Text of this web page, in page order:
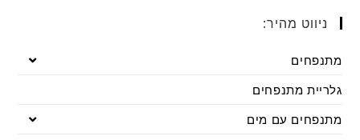
ניווט מהיר:
מתנפחים
גלריית מתנפחים
מתנפחים עם מים